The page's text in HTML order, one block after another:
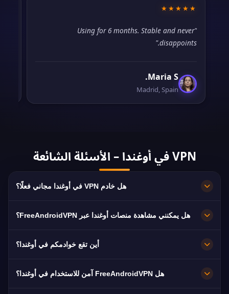
★★★★★
"Using for 6 months. Stable and never
disappoints."
Maria S.
Madrid, Spain
VPN في أوغندا – الأسئلة الشائعة
هل خادم VPN في أوغندا مجاني فعلًا؟
ولا تسجيل، مع نطاق ترددي غير محدود.
هل يمكنني مشاهدة منصات أوغندا عبر FreeAndroidVPN؟
Television، وعادةً بجودة HD دون تقطيع.
أين تقع خوادمكم في أوغندا؟
Kampala. تعمل جميع العقد بسرعة 10 جيجابت/ثانية،
ويتم التحويل تلقائيًا إلى أقرب خادم متاح عند التعطل.
هل FreeAndroidVPN آمن للاستخدام في أوغندا؟